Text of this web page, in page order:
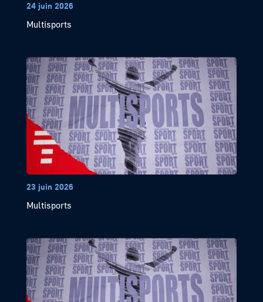
24 juin 2026
Multisports
23 juin 2026
Multisports